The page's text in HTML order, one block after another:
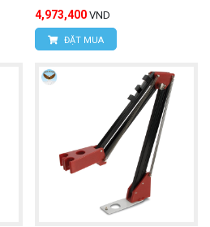
4,973,400 VND
ĐẶT MUA